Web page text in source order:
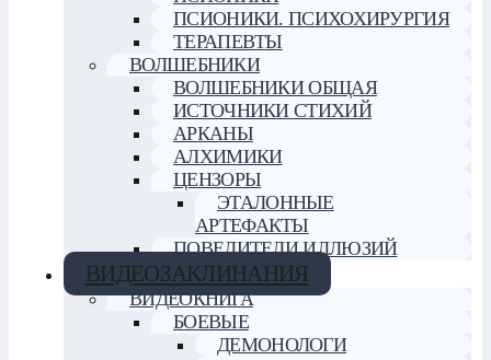
ПСИОНИКИ. ПСИХОХИРУРГИЯ
ТЕРАПЕВТЫ
ВОЛШЕБНИКИ
ВОЛШЕБНИКИ ОБЩАЯ
ИСТОЧНИКИ СТИХИЙ
АРКАНЫ
АЛХИМИКИ
ЦЕНЗОРЫ
ЭТАЛОННЫЕ
АРТЕФАКТЫ
ПОВЕЛИТЕЛИ ИЛЛЮЗИЙ
ВИДЕОЗАКЛИНАНИЯ
ВИДЕОКНИГА
БОЕВЫЕ
ДЕМОНОЛОГИ